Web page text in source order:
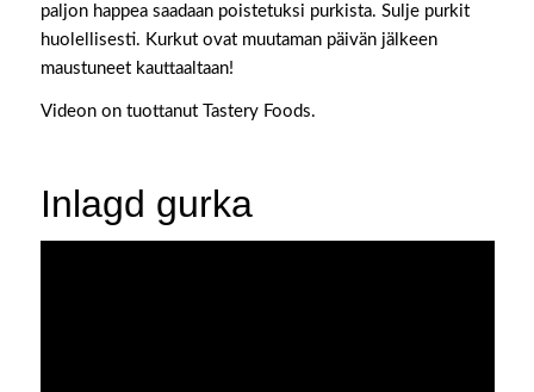
paljon happea saadaan poistetuksi purkista. Sulje purkit
huolellisesti. Kurkut ovat muutaman päivän jälkeen
maustuneet kauttaaltaan!
Videon on tuottanut Tastery Foods.
Inlagd gurka